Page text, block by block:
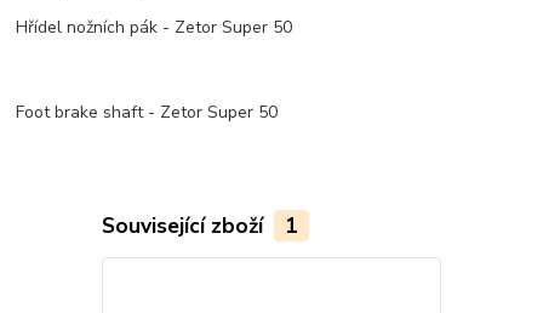
Hřídel nožních pák - Zetor Super 50
Foot brake shaft - Zetor Super 50
Související zboží 1